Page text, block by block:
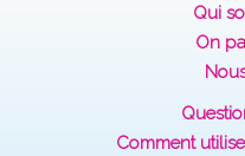
Qui
On
Comment